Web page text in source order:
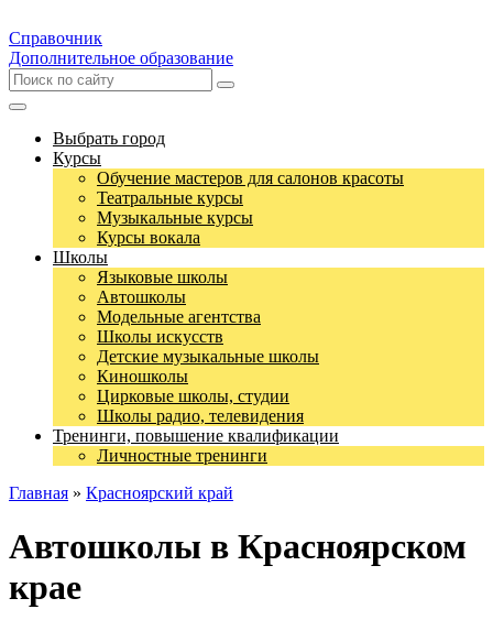
Справочник
Дополнительное образование
Выбрать город
Курсы
Обучение мастеров для салонов красоты
Театральные курсы
Музыкальные курсы
Курсы вокала
Школы
Языковые школы
Автошколы
Модельные агентства
Школы искусств
Детские музыкальные школы
Киношколы
Цирковые школы, студии
Школы радио, телевидения
Тренинги, повышение квалификации
Личностные тренинги
Главная » Красноярский край
Автошколы в Красноярском
крае